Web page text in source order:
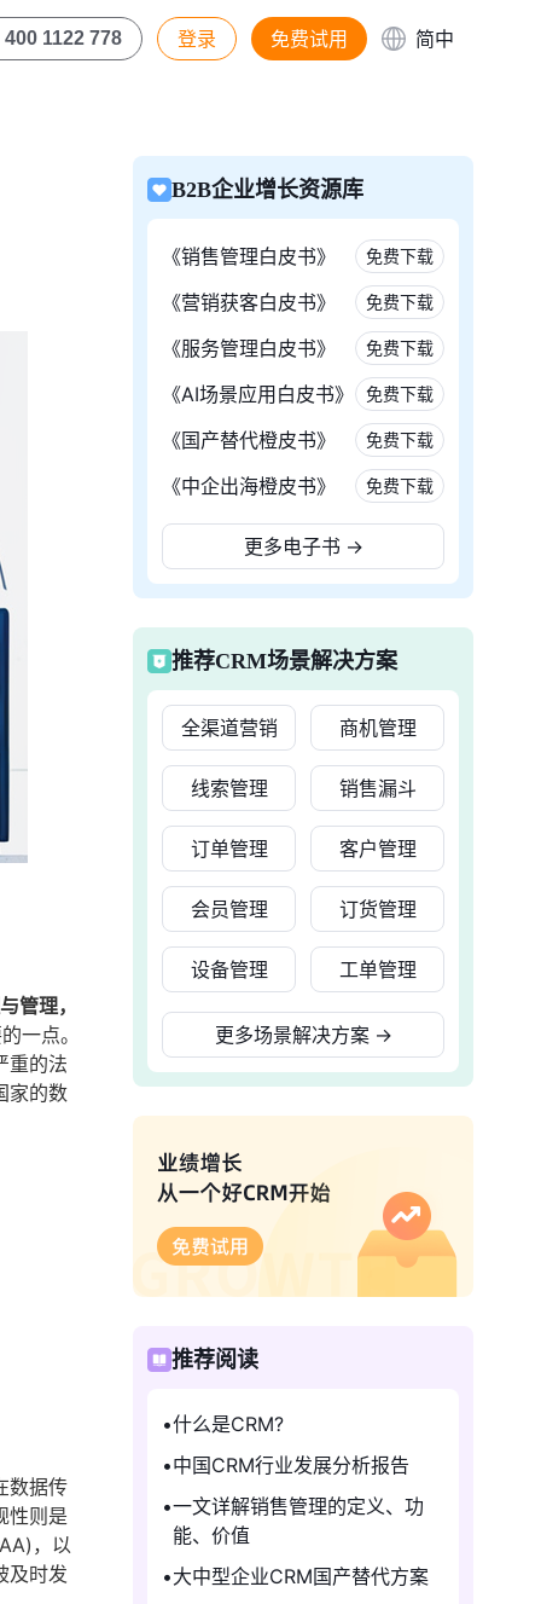
400 1122 778 登录 免费试用 简中
管理，
一点。
重的法
家的数
数据传
性则是
，以
及时发
B2B企业增长资源库
《销售管理白皮书》 免费下载
《营销获客白皮书》 免费下载
《服务管理白皮书》 免费下载
《AI场景应用白皮书》 免费下载
《国产替代橙皮书》 免费下载
《中企出海橙皮书》 免费下载
更多电子书 →
推荐CRM场景解决方案
全渠道营销 商机管理
线索管理 销售漏斗
订单管理 客户管理
会员管理 订货管理
设备管理 工单管理
更多场景解决方案 →
推荐阅读
什么是CRM?
中国CRM行业发展分析报告
一文详解销售管理的定义、功
能、价值
大中型企业CRM国产替代方案